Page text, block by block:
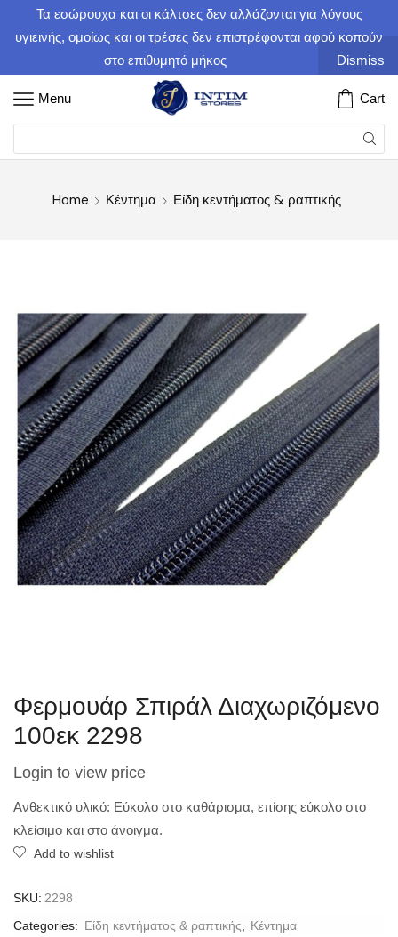
Τα εσώρουχα και οι κάλτσες δεν αλλάζονται για λόγους
υγιεινής, ομοίως και οι τρέσες δεν επιστρέφονται αφού κοπούν
στο επιθυμητό μήκος
Dismiss
Menu Cart
Home Κέντημα Είδη κεντήματος & ραπτικής
Φερμουάρ Σπιράλ Διαχωριζόμενο
100εκ 2298
Login to view price
Ανθεκτικό υλικό: Εύκολο στο καθάρισμα, επίσης εύκολο στο
κλείσιμο και στο άνοιγμα.
Add to wishlist
SKU: 2298
Categories: Είδη κεντήματος & ραπτικής Κέντημα